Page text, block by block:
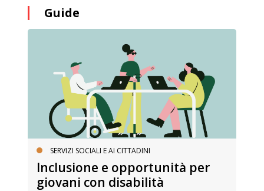
Guide
SERVIZI SOCIALI E AI CITTADINI
Inclusione e opportunità per
giovani con disabilità